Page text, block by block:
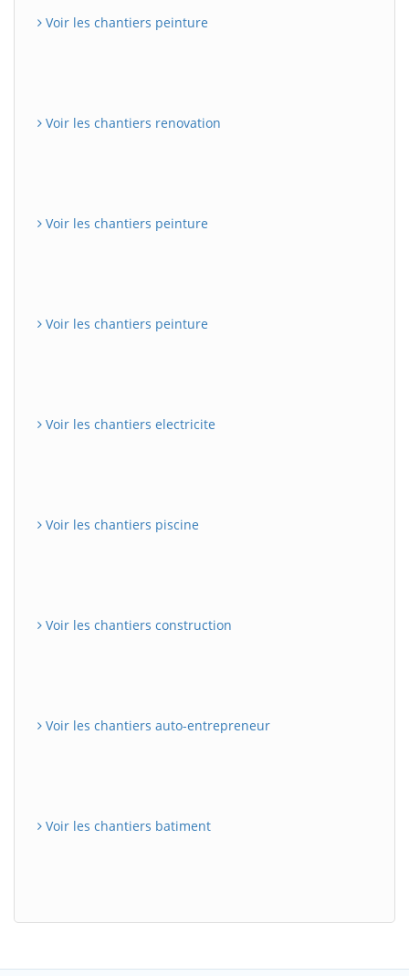
Voir les chantiers peinture
Voir les chantiers renovation
Voir les chantiers peinture
Voir les chantiers peinture
Voir les chantiers electricite
Voir les chantiers piscine
Voir les chantiers construction
Voir les chantiers auto-entrepreneur
Voir les chantiers batiment